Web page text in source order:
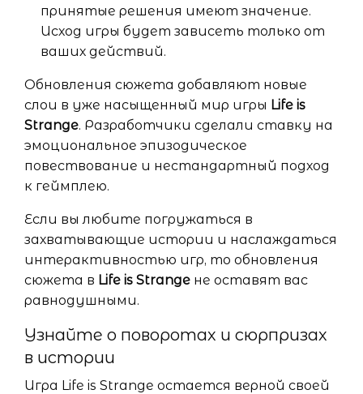
принятые решения имеют значение.
Исход игры будет зависеть только от
ваших действий.
Обновления сюжета добавляют новые
слои в уже насыщенный мир игры Life is
Strange. Разработчики сделали ставку на
эмоциональное эпизодическое
повествование и нестандартный подход
к геймплею.
Если вы любите погружаться в
захватывающие истории и наслаждаться
интерактивностью игр, то обновления
сюжета в Life is Strange не оставят вас
равнодушными.
Узнайте о поворотах и сюрпризах
в истории
Игра Life is Strange остается верной своей